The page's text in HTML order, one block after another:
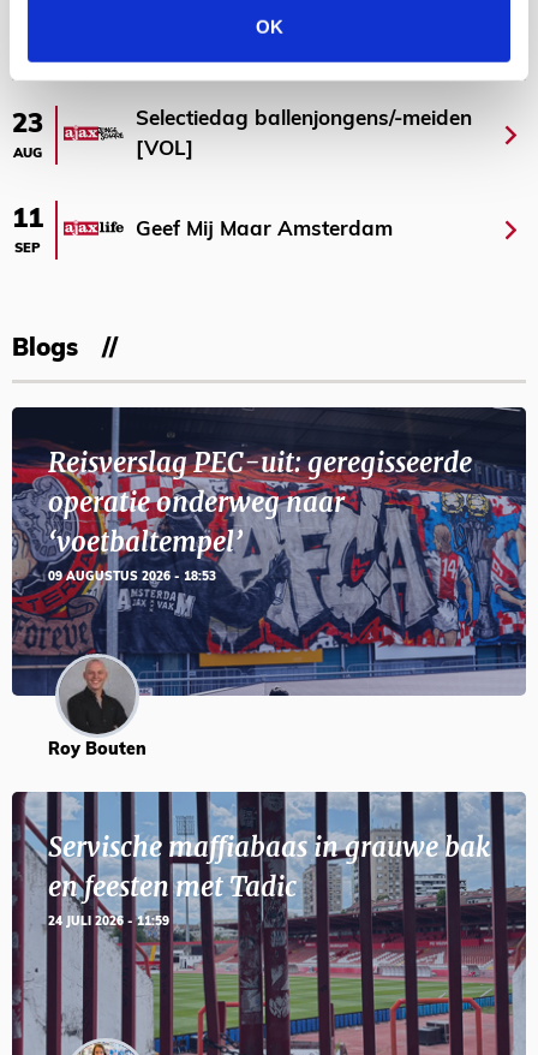
OK
23
AUG
Selectiedag ballenjongens/-meiden
[VOL]
11
SEP
Geef Mij Maar Amsterdam
Blogs
Reisverslag PEC-uit: geregisseerde
operatie onderweg naar
‘voetbaltempel’
09 AUGUSTUS 2026 - 18:53
Roy Bouten
Servische maffiabaas in grauwe bak
en feesten met Tadic
24 JULI 2026 - 11:59